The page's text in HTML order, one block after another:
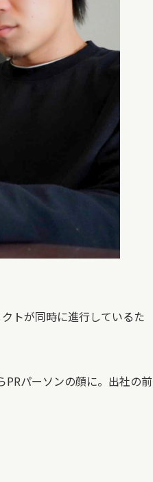
トが同時に進行しているた
パーソンの顔に。出社の前